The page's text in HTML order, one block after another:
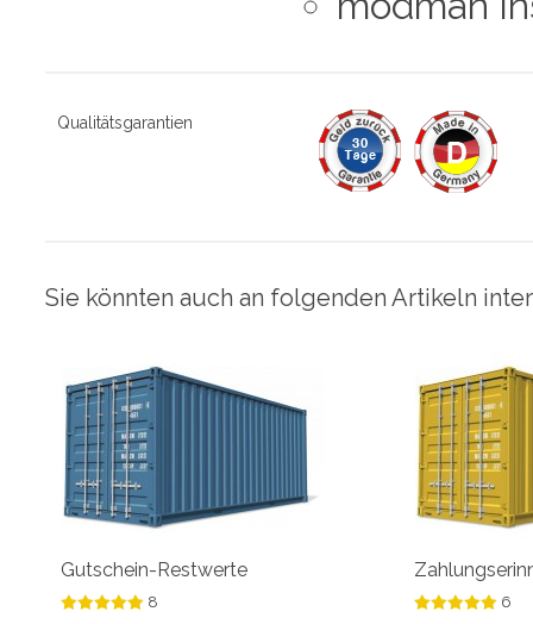
Qualitätsgarantien
Sie könnten auch an folgenden Artikeln
Gutschein-Restwerte
8
6